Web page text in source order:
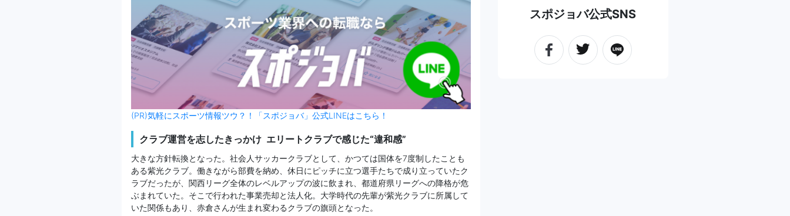
(PR)気軽にスポーツ情報ツウ？！「スポジョバ」公式LINEはこちら！
クラブ運営を志したきっかけ エリートクラブで感じた“違和感”
大きな方針転換となった。社会人サッカークラブとして、かつては国体を7度制したことも
ある紫光クラブ。働きながら部費を納め、休日にピッチに立つ選手たちで成り立っていたク
ラブだったが、関西リーグ全体のレベルアップの波に飲まれ、都道府県リーグへの降格が危
ぶまれていた。そこで行われた事業売却と法人化。大学時代の先輩が紫光クラブに所属して
いた関係もあり、赤倉さんが生まれ変わるクラブの旗頭となった。
スポジョバ公式SNS